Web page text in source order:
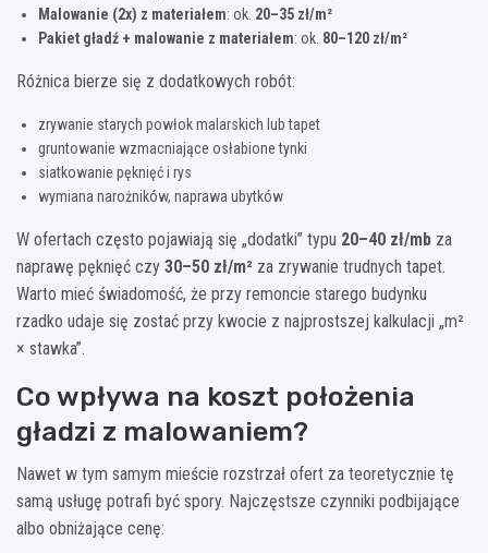
Malowanie (2x) z materiałem: ok. 20–35 zł/m²
Pakiet gładź + malowanie z materiałem: ok. 80–120 zł/m²
Różnica bierze się z dodatkowych robót:
zrywanie starych powłok malarskich lub tapet
gruntowanie wzmacniające osłabione tynki
siatkowanie pęknięć i rys
wymiana narożników, naprawa ubytków
W ofertach często pojawiają się „dodatki” typu 20–40 zł/mb za
naprawę pęknięć czy 30–50 zł/m² za zrywanie trudnych tapet.
Warto mieć świadomość, że przy remoncie starego budynku
rzadko udaje się zostać przy kwocie z najprostszej kalkulacji „m²
× stawka”.
Co wpływa na koszt położenia
gładzi z malowaniem?
Nawet w tym samym mieście rozstrzał ofert za teoretycznie tę
samą usługę potrafi być spory. Najczęstsze czynniki podbijające
albo obniżające cenę: